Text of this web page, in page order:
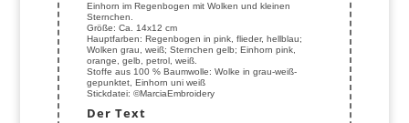
Einhorn im Regenbogen mit Wolken und kleinen
Sternchen.
Größe: Ca. 14x12 cm
Hauptfarben: Regenbogen in pink, flieder, hellblau;
Wolken grau, weiß; Sternchen gelb; Einhorn pink,
orange, gelb, petrol, weiß.
Stoffe aus 100 % Baumwolle: Wolke in grau-weiß-
gepunktet, Einhorn uni weiß
Stickdatei: ©MarciaEmbroidery
Der Text